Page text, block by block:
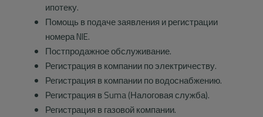
ипотеку.
Помощь в подаче заявления и регистрации
номера NIE.
Постпродажное обслуживание.
Регистрация в компании по электричеству.
Регистрация в компании по водоснабжению.
Регистрация в Suma (Налоговая служба).
Регистрация в газовой компании.